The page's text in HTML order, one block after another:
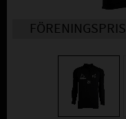
FÖRENINGSPRIS